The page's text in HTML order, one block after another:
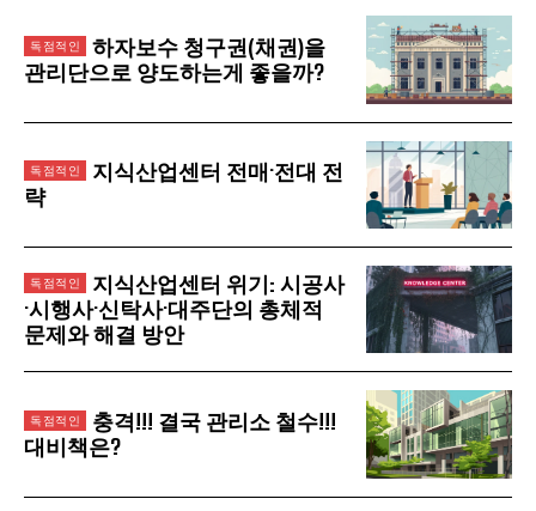
하자보수 청구권(채권)을
관리단으로 양도하는게 좋을까?
지식산업센터 전매·전대 전
략
지식산업센터 위기: 시공사
·시행사·신탁사·대주단의 총체적
문제와 해결 방안
충격!!! 결국 관리소 철수!!!
대비책은?